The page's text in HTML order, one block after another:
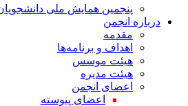
پنجمین همایش ملی دانشجویان
درباره انجمن
مقدمه
اهداف و برنامه‌ها
هیئت موسس
هیئت مدیره
اعضای انجمن
اعضای پیوسته